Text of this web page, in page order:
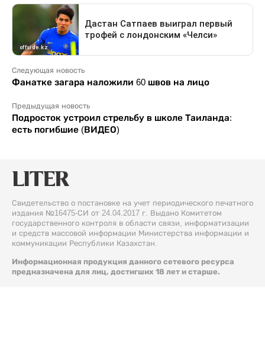
Следующая новость
Фанатке загара наложили 60 швов на лицо
Предыдущая новость
Подросток устроил стрельбу в школе Таиланда:
есть погибшие (ВИДЕО)
Свидетельство о постановке на учет периодического печатного
издания №16475-СИ от 24.04.2017 г. Выдано Комитетом
государственного контроля в области связи, информатизации
и средств массовой информации Министерства информации и
коммуникации Республики Казахстан.
Информационная продукция данного сетевого ресурса
предназначена для лиц, достигших 18 лет и старше.